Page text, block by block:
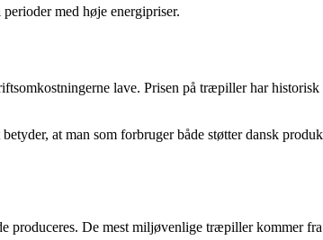
med høje energipriser.
lave. Prisen på træpiller har historisk
at man som forbruger både støtter dansk
De mest miljøvenlige træpiller kommer